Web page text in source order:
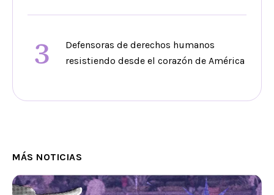
3
Defensoras de derechos humanos
resistiendo desde el corazón de América
MÁS NOTICIAS